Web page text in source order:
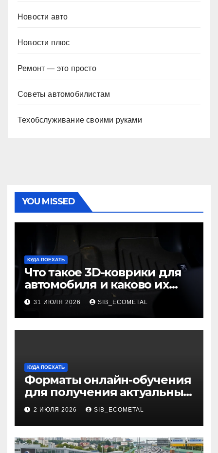
Новости авто
Новости плюс
Ремонт — это просто
Советы автомобилистам
Техобслуживание своими руками
YOU MISSED
КУДА ПОЕХАТЬ
Что такое 3D-коврики для
автомобиля и каково их
основное назначение
31 ИЮЛЯ 2026 SIB_ECOMETAL
КУДА ПОЕХАТЬ
Форматы онлайн-обучения
для получения актуальных
профессий
2 ИЮЛЯ 2026 SIB_ECOMETAL